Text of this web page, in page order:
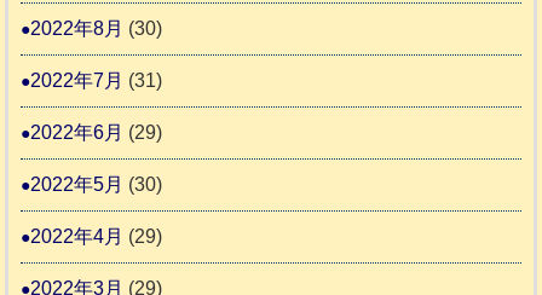
2022年8月 (30)
2022年7月 (31)
2022年6月 (29)
2022年5月 (30)
2022年4月 (29)
2022年3月 (29)